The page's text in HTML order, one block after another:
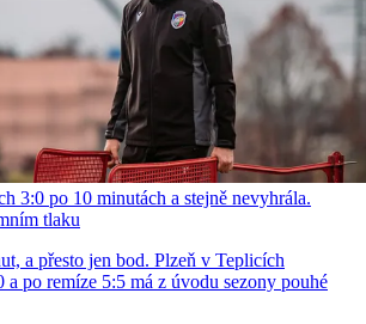
3:0 po 10 minutách a stejně nevyhrála.
tlaku
a přesto jen bod. Plzeň v Teplicích
a po remíze 5:5 má z úvodu sezony pouhé